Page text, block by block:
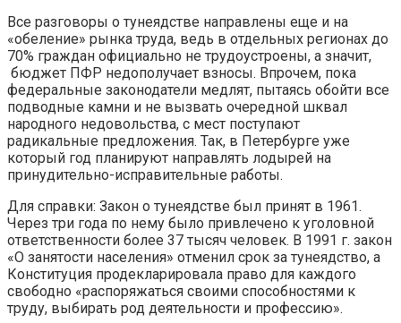
Все разговоры о тунеядстве направлены еще и на
«обеление» рынка труда, ведь в отдельных регионах до
70% граждан официально не трудоустроены, а значит,
бюджет ПФР недополучает взносы. Впрочем, пока
федеральные законодатели медлят, пытаясь обойти все
подводные камни и не вызвать очередной шквал
народного недовольства, с мест поступают
радикальные предложения. Так, в Петербурге уже
который год планируют направлять лодырей на
принудительно-исправительные работы.
Для справки: Закон о тунеядстве был принят в 1961.
Через три года по нему было привлечено к уголовной
ответственности более 37 тысяч человек. В 1991 г. закон
«О занятости населения» отменил срок за тунеядство, а
Конституция продекларировала право для каждого
свободно «распоряжаться своими способностями к
труду, выбирать род деятельности и профессию».